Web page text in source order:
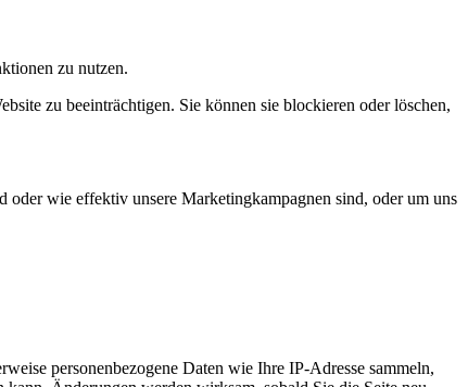
zu nutzen.
zu beeinträchtigen. Sie können sie blockieren oder löschen,
wie effektiv unsere Marketingkampagnen sind, oder um uns
personenbezogene Daten wie Ihre IP-Adresse sammeln,